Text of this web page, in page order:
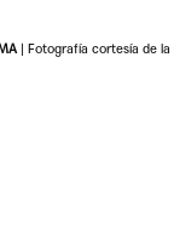
| Fotografía cortesía de la